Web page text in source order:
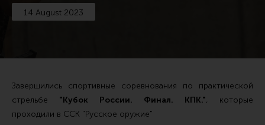
Тактические рукоятки
Органы управления
Запасные части (ЗИП)
14 August 2023
Завершились спортивные соревнования по практической
стрельбе "Кубок России. Финал. КПК.", которые
проходили в ССК "Русское оружие"